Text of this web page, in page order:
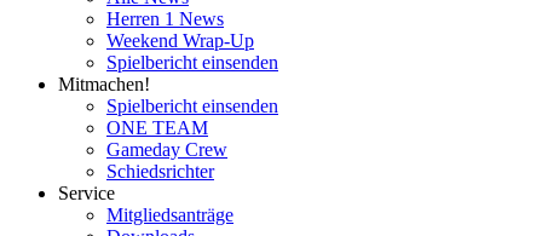
Herren 1 News
Weekend Wrap-Up
Spielbericht einsenden
Mitmachen!
Spielbericht einsenden
ONE TEAM
Gameday Crew
Schiedsrichter
Service
Mitgliedsanträge